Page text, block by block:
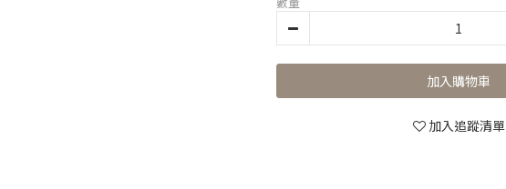
加入購物車
加入追蹤清單